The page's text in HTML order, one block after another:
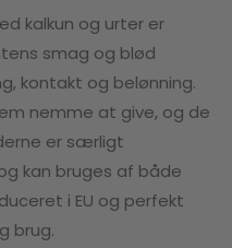
kalkun og urter er
smag og blød
kontakt og belønning.
nemme at give, og de
er særligt
kan bruges af både
i EU og perfekt
brug.